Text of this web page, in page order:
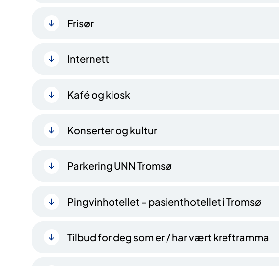
Frisør
Internett
Kafé og kiosk
Konserter og kultur
Parkering UNN Tromsø
Pingvinhotellet - pasienthotellet i Tromsø
Tilbud for deg som er / har vært kreftramma